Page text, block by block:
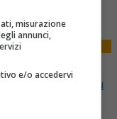
Fonte preferita su
misurazione
annunci,
e/o accedervi